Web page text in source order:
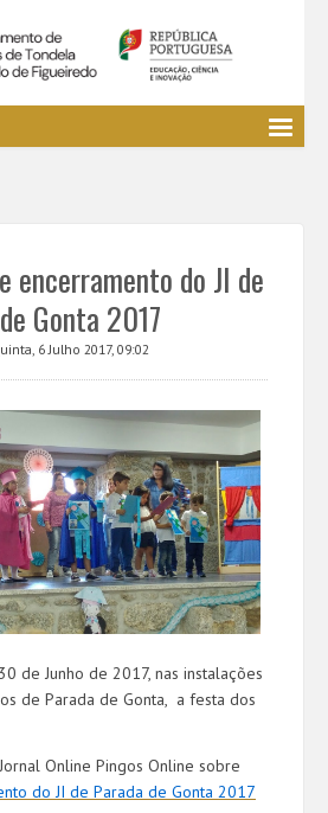
(Entrar)
encerramento do JI de
Gonta 2017
6 Julho 2017, 09:02
de Junho de 2017, nas instalações
de Parada de Gonta, a festa dos
Online Pingos Online sobre
do JI de Parada de Gonta 2017